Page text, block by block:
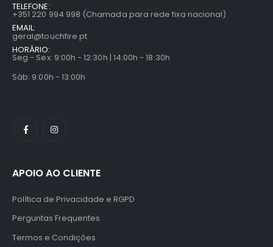
TELEFONE:
+351 220 994 998 (Chamada para rede fixa nacional)
EMAIL:
geral@touchfire.pt
HORÁRIO:
Seg - Sex: 9:00h - 12:30h | 14:00h - 18:30h
Sáb: 9:00h - 13:00h
APOIO AO CLIENTE
Política de Privacidade e RGPD
Perguntas Frequentes
Termos e Condições